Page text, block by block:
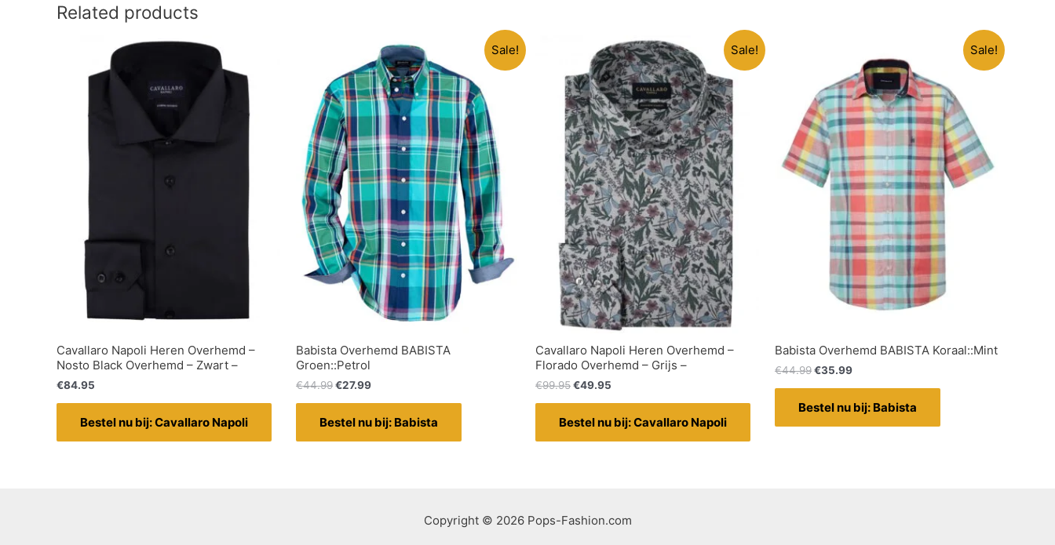
Related products
Cavallaro Napoli Heren Overhemd –
Nosto Black Overhemd – Zwart –
€84.95
Bestel nu bij: Cavallaro Napoli
Sale!
Babista Overhemd BABISTA
Groen::Petrol
€44.99€27.99
Bestel nu bij: Babista
Sale!
Cavallaro Napoli Heren Overhemd –
Florado Overhemd – Grijs –
€99.95€49.95
Bestel nu bij: Cavallaro Napoli
Sale!
Babista Overhemd BABISTA Koraal::Mint
€44.99€35.99
Bestel nu bij: Babista
Copyright © 2026 Pops-Fashion.com